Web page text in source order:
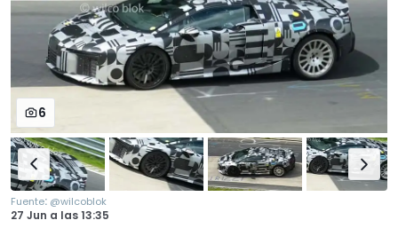
6
Fuente: @wilcoblok
27 Jun a las13:35